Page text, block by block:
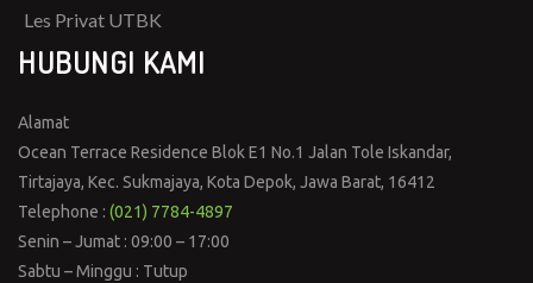
Les Privat UTBK
HUBUNGI KAMI
Alamat
Ocean Terrace Residence Blok E1 No.1 Jalan Tole Iskandar,
Tirtajaya, Kec. Sukmajaya, Kota Depok, Jawa Barat, 16412
Telephone : (021) 7784-4897
Senin – Jumat : 09:00 – 17:00
Sabtu – Minggu : Tutup